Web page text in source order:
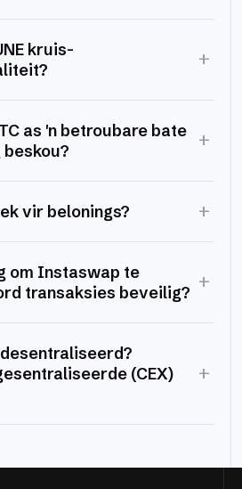
kruis-
+
as 'n betroubare bate
+
vir belonings? +
om Instaswap te
transaksies beveilig? +
(CEX)
+